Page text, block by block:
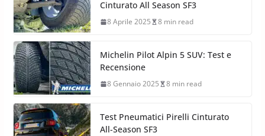
Cinturato All Season SF3
8 Aprile 2025 8 min read
Michelin Pilot Alpin 5 SUV: Test e
Recensione
8 Gennaio 2025 8 min read
Test Pneumatici Pirelli Cinturato
All-Season SF3